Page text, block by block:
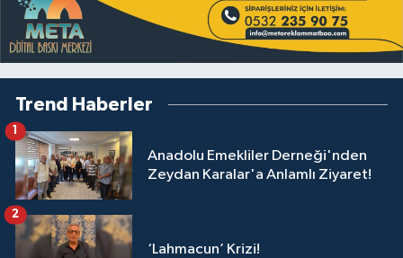
Trend Haberler
Anadolu Emekliler Derneği'nden
Zeydan Karalar'a Anlamlı Ziyaret!
1
‘Lahmacun’ Krizi!
2